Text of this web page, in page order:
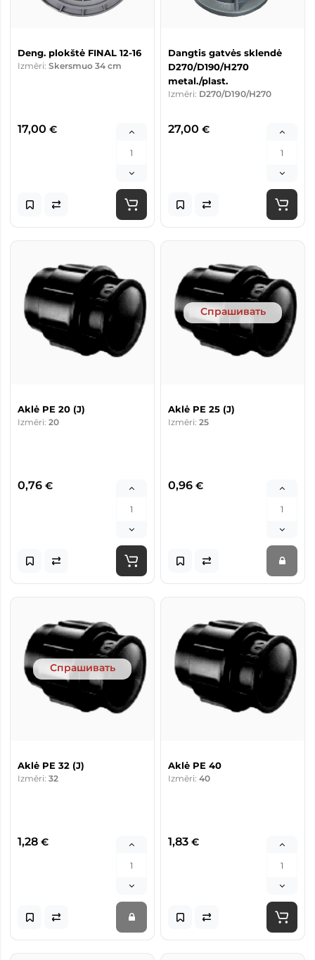
Deng. plokštė FINAL 12-16
Izmēri: Skersmuo 34 cm
17,00 €
Dangtis gatvės sklendė
D270/D190/H270
metal./plast.
Izmēri: D270/D190/H270
27,00 €
Aklė PE 20 (J)
Izmēri: 20
0,76 €
Спрашивать
Aklė PE 25 (J)
Izmēri: 25
0,96 €
Спрашивать
Aklė PE 32 (J)
Izmēri: 32
1,28 €
Aklė PE 40
Izmēri: 40
1,83 €